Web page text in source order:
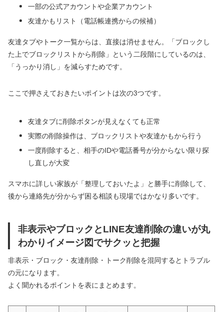
一部の公式アカウントや企業アカウント
友達かもリスト（電話帳連携からの候補）
友達タブやトーク一覧からは、直接は消せません。「ブロックし
た上でブロックリストから削除」という二段階にしているのは、
「うっかり消し」を減らすためです。
ここで押さえておきたいポイントは次の3つです。
友達タブに削除ボタンが見えなくても正常
実際の削除操作は、ブロックリストや友達かもから行う
一度削除すると、相手のIDや電話番号が分からない限り探
し直しが大変
スマホに詳しい家族が「整理しておいたよ」と勝手に削除して、
後から連絡先が分からず困る相談も現場ではかなり多いです。
非表示やブロックとLINE友達削除の違いが丸
わかりイメージ図でサクッと把握
非表示・ブロック・友達削除・トーク削除を混同するとトラブル
の元になります。
よく聞かれるポイントを表にまとめます。